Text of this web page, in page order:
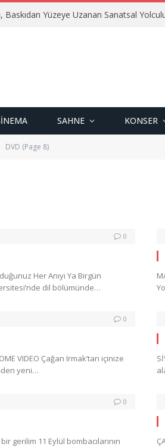
Baskıdan Yüzeye Uzanan Sanatsal
SAHNE KONSER
DVD (Page 8)
0
Her Anıyı Ya Birgün
dil bölümünde…
0
VIDEO Çağan Irmak’tan içinize
yeni…
0
gerilim 11 Eylül bombacılarının